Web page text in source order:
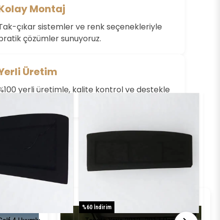
Montaj
çıkar sistemler ve renk seçenekleriyle
çözümler sunuyoruz.
Üretim
yerli üretimle, kalite kontrol ve destekle
Değerlendirme Yazın
%60 İndirim